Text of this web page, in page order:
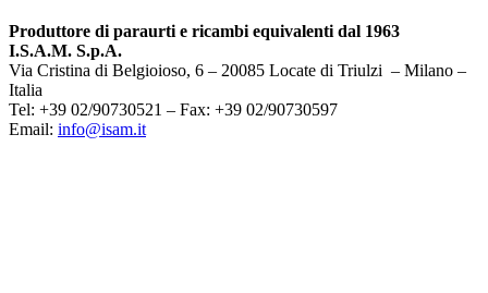
Produttore di paraurti e ricambi equivalenti dal 1963
I.S.A.M. S.p.A.
Via Cristina di Belgioioso, 6 – 20085 Locate di Triulzi – Milano –
Italia
Tel: +39 02/90730521 – Fax: +39 02/90730597
Email: info@isam.it